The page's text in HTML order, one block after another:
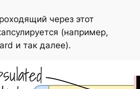
через этот
(например,
и так далее).